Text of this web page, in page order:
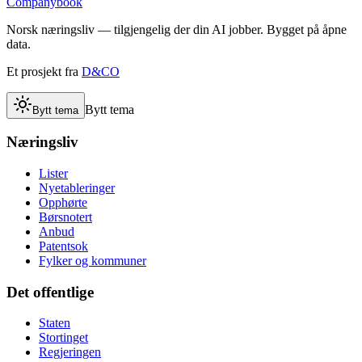
Norsk næringsliv — tilgjengelig der din AI jobber. Bygget på åpne
data.
Et prosjekt fra D&CO
Bytt tema Bytt tema
Næringsliv
Lister
Nyetableringer
Opphørte
Børsnotert
Anbud
Patentsok
Fylker og kommuner
Det offentlige
Staten
Stortinget
Regjeringen